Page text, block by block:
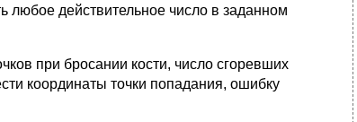
любое действительное число в заданном
при бросании кости, число сгоревших
координаты точки попадания, ошибку